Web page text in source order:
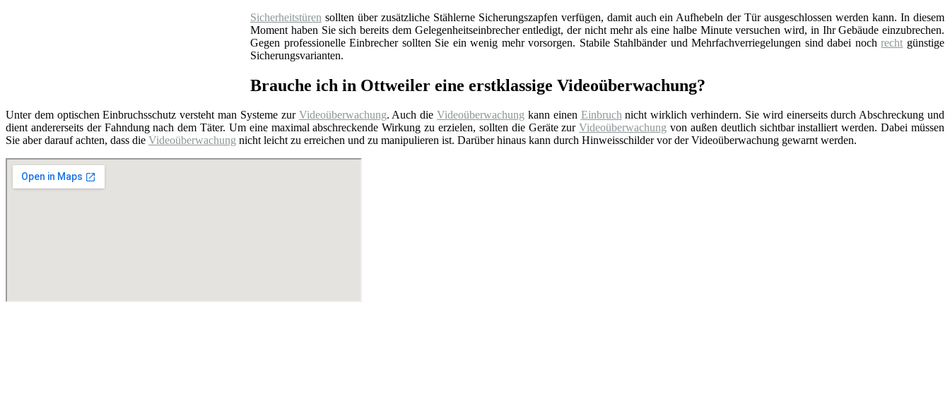
Sicherheitstüren sollten über zusätzliche Stählerne Sicherungszapfen verfügen, damit auch ein Aufhebeln der Tür ausgeschlossen werden kann. In diesem
Moment haben Sie sich bereits dem Gelegenheitseinbrecher entledigt, der nicht mehr als eine halbe Minute versuchen wird, in Ihr Gebäude einzubrechen.
Gegen professionelle Einbrecher sollten Sie ein wenig mehr vorsorgen. Stabile Stahlbänder und Mehrfachverriegelungen sind dabei nochrecht günstige
Sicherungsvarianten.
Brauche ich in Ottweiler eine erstklassige Videoüberwachung?
Unter dem optischen Einbruchsschutz versteht man Systeme zur Videoüberwachung. Auch dieVideoüberwachung kann einen Einbruchnicht wirklich verhindern. Sie wird einerseits durch Abschreckung und
dient andererseits der Fahndung nach dem Täter. Um eine maximal abschreckende Wirkung zu erzielen, sollten die Geräte zurVideoüberwachung von außen deutlich sichtbar installiert werden. Dabei müssen
Sie aber darauf achten, dass die Videoüberwachung nicht leicht zu erreichen und zu manipulieren ist. Darüber hinaus kann durch Hinweisschilder vor der Videoüberwachung gewarnt werden.